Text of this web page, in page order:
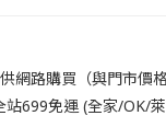
網路購買（與門市價格
站699免運 (全家/OK/